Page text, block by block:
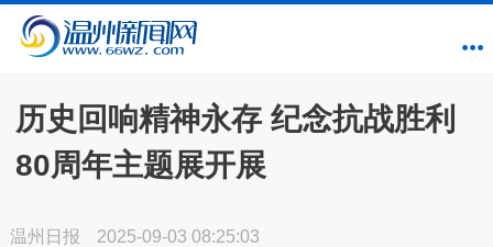
历史回响精神永存 纪念抗战胜利
80周年主题展开展
温州日报 2025-09-03 08:25:03